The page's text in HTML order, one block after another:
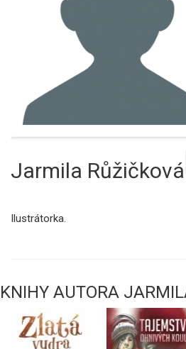
Jarmila Růžičková
Ilustrátorka.
KNIHY AUTORA